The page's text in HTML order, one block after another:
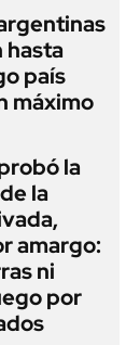
país
máximo
la
la
amargo:
ni
por